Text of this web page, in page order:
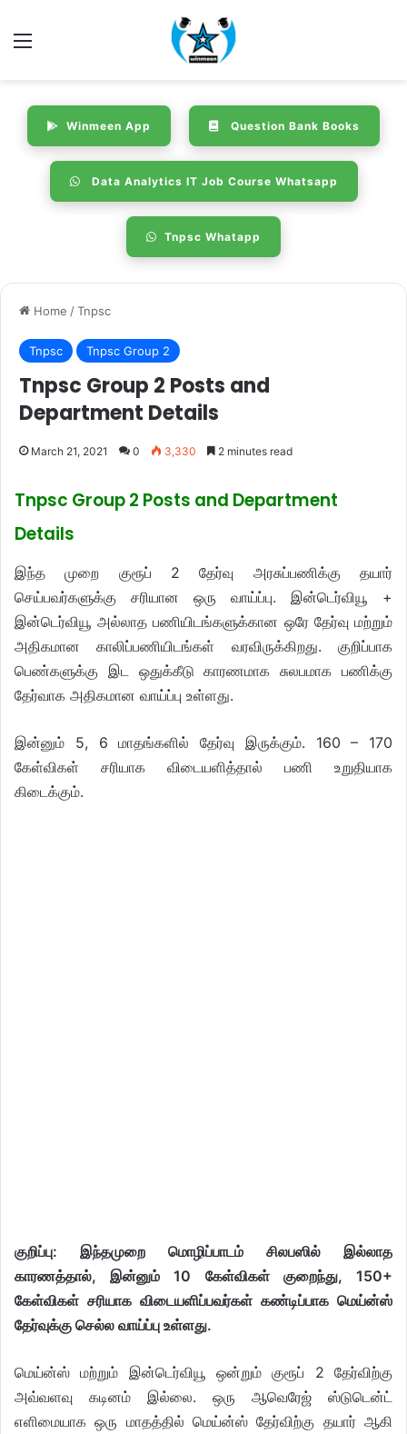
Menu
Winmeen App Question Bank Books
Data Analytics IT Job Course Whatsapp
Tnpsc Whatapp
Home /Tnpsc
Tnpsc Tnpsc Group 2
Tnpsc Group 2 Posts and
Department Details
March 21, 2021 0 3,330 2 minutes read
Tnpsc Group 2 Posts and Department
Details
இந்த முறை குரூப் 2 தேர்வு அரசுப்பணிக்கு தயார்
செய்பவர்களுக்கு சரியான ஒரு வாய்ப்பு. இன்டெர்வியூ +
இன்டெர்வியூ அல்லாத பணியிடங்களுக்கான ஒரே தேர்வு மற்றும்
அதிகமான காலிப்பணியிடங்கள் வரவிருக்கிறது. குறிப்பாக
பெண்களுக்கு இட ஒதுக்கீடு காரணமாக சுலபமாக பணிக்கு
தேர்வாக அதிகமான வாய்ப்பு உள்ளது.
இன்னும் 5, 6 மாதங்களில் தேர்வு இருக்கும். 160 – 170
கேள்விகள் சரியாக விடையளித்தால் பணி உறுதியாக
கிடைக்கும்.
குறிப்பு: இந்தமுறை மொழிப்பாடம் சிலபஸில் இல்லாத
காரணத்தால், இன்னும் 10 கேள்விகள் குறைந்து, 150+
கேள்விகள் சரியாக விடையளிப்பவர்கள் கண்டிப்பாக மெய்ன்ஸ்
தேர்வுக்கு செல்ல வாய்ப்பு உள்ளது.
மெய்ன்ஸ் மற்றும் இன்டெர்வியூ ஒன்றும் குரூப் 2 தேர்விற்கு
அவ்வளவு கடினம் இல்லை. ஒரு ஆவெரேஜ் ஸ்டுடென்ட்
எளிமையாக ஒரு மாதத்தில் மெய்ன்ஸ் தேர்விற்கு தயார் ஆகி